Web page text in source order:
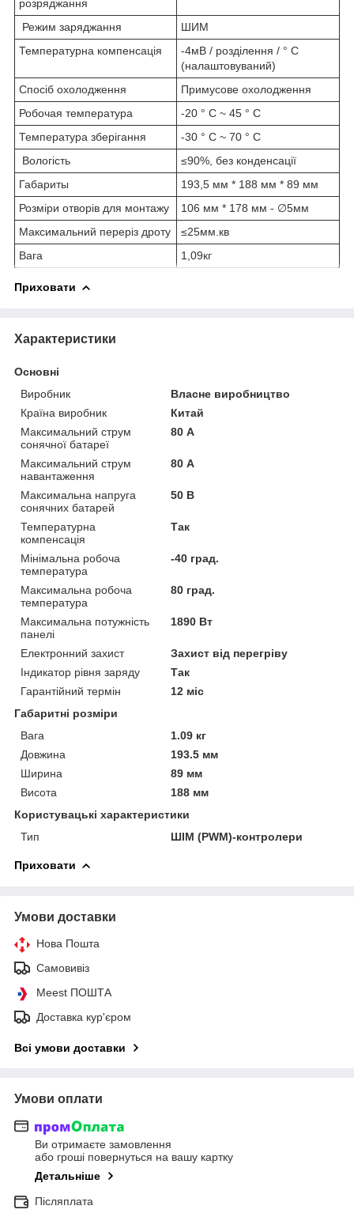
розряджання
Режим заряджання
ШИМ
Температурна компенсація
-4мВ / розділення / ° C
(налаштовуваний)
Спосіб охолодження
Примусове охолодження
Робочая температура
-20 ° C ~ 45 ° C
Температура зберігання
-30 ° C ~ 70 ° C
Вологість
≤90%, без конденсації
Габариты
193,5 мм * 188 мм * 89 мм
Розміри отворів для монтажу
106 мм * 178 мм - ∅5мм
Максимальний переріз дроту
≤25мм.кв
Вага
1,09кг
Приховати
Характеристики
Основні
Виробник
Власне виробництво
Країна виробник
Китай
Максимальний струм
сонячної батареї
80 А
Максимальний струм
навантаження
80 А
Максимальна напруга
сонячних батарей
50 В
Температурна
компенсація
Так
Мінімальна робоча
температура
-40 град.
Максимальна робоча
температура
80 град.
Максимальна потужність
панелі
1890 Вт
Електронний захист
Захист від перегріву
Індикатор рівня заряду
Так
Гарантійний термін
12 міс
Габаритні розміри
Вага
1.09 кг
Довжина
193.5 мм
Ширина
89 мм
Висота
188 мм
Користувацькі характеристики
Тип
ШІМ (PWM)-контролери
Приховати
Умови доставки
Нова Пошта
Самовивіз
Meest ПОШТА
Доставка кур'єром
Всі умови доставки
Умови оплати
Ви отримаєте замовлення
або гроші повернуться на вашу картку
Детальніше
Післяплата